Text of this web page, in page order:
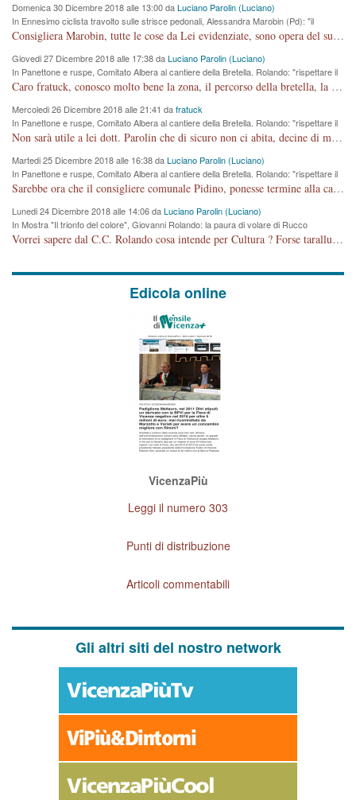
Domenica 30 Dicembre 2018 alle 13:00 daLuciano Parolin (Luciano)
In Ennesimo ciclista travolto sulle strisce pedonali, Alessandra Marobin (Pd): "il
Comune si svegli"
Consigliera Marobin, tutte le cose da Lei evidenziate, sono opera del suo ex Assessore e compagno di Partito Antonio Marco Dalla Pozza Assessore alla "progettazione" di piste ciclabili e altre porcherie. A lui manderei il conto da saldare per incidenti e danni alle persone. E' ora che "finiamola." Avete perso rassegnatevi. qui IL SINDACO RUCCO NON C'ENTRA PER NIENTE. CAPITO!!!!!!!! Amen.
Giovedi 27 Dicembre 2018 alle 17:38 daLuciano Parolin (Luciano)
In Panettone e ruspe, Comitato Albera al cantiere della Bretella. Rolando: "rispettare il
cronoprogramma"
Caro fratuck, conosco molto bene la zona, il percorso della bretella, la situazione dei cittadini, abito in Viale Trento. A partire dal 2003 ho partecipato al Comitato di Maddalene pro bretella, e a riunioni propositive per apportare modifiche al progetto. Numerose mie foto del territorio sono arrivate a Roma, altri miei interventi (non graditi dalla Sx) sono stati pubblicati dal GdV, assieme ad altri come Ciro Asproso, ora favorevole alla bretella. Ho partecipato alla raccolta firme per la chiusura della strada x 5 giorni eseguita dal Sindaco Hullwech per sforamento 180 Micro/g. Pertanto come impegno per la tematica sono apposto con la coscienza. Ora il Progetto è partito, fine! Voglio dire che la nuova Giunta "comunale" non c'entra più. L'opera sarà "malauguratamente" eseguita, ma non con il mio placet. Il Consigliere Comunale dovrebbe capire che la campagna elettorale è finita, con buona pace di tutti. Quello che invece dovrebbe interessare è la proprietà della strada, dall'uscita autostradale Ovest, sino alla Rotatoria dell'Albara, vi sono tre possessori: Autostrade SpA; La Provincia, il Comune. Come la mettiamo per il futuro ? I costi, da 50 sono saliti a 100 milioni di € come dire 20 milioni a KM (!) da non credere. Comunque si farà. Ma nessuno canti Vittoria, anzi meglio non farne un ulteriore fatto "partitico" per questioni elettorali o di seggio. Se mi manda la sua mail, sono disponibile ad inviare i documenti e le foto sopra descritte. Con ossequi, Luciano Parolin
Mercoledi 26 Dicembre 2018 alle 21:41 dafratuck
In Panettone e ruspe, Comitato Albera al cantiere della Bretella. Rolando: "rispettare il
cronoprogramma"
Non sarà utile a lei dott. Parolin che di sicuro non ci abita, decine di migliaia di TIR, automobili e padroncini che passano quotidianamente per una strada appena rotabile, non è più possibile stendere i panni, attraversare la strada senza rischiare la morte, le case stanno crepando, i tempi sono cambiati e la bretella non passerà assolutamente per maddalene (ma cosa sta a dire?!), dia invece responsabilità a chi ha costruito tagliando la strada che doveva invece terminare a isola vicentina e non al moracchino lasciando Motta di Costabissara ancora in panne di traffico. I tempi sono cambiati dottore e se l'anagrafe della vita stagna nell'essere umano impressioni conservatrici, la società non le considera perchè va avanti, si industrializza e ha bisogno di infrastrutture e di sviluppo. Ultima considerazione, se è geloso di Rolando perchè vede in lui solo campagne politiche mentre si difendono i SOLI diritti dei cittadini, la preghiamo faccia considerazioni più appropriate. Saluti e complimenti per i suoi scritti.
Martedi 25 Dicembre 2018 alle 16:38 daLuciano Parolin (Luciano)
In Panettone e ruspe, Comitato Albera al cantiere della Bretella. Rolando: "rispettare il
cronoprogramma"
Sarebbe ora che il consigliere comunale Pidino, ponesse termine alla campagna elettorale nel territorio del suo seggio Villaggio del Sole. La tiraca è iniziata, distruggerà 6 km di prateria ovest della città, ricca di fonti e sorgenti d'acqua. I cittadini di Maddalene non avranno più Pace la notte. Molta colpa per la costruzione di questa Strada è proprio del signor Rolando,dei suoi gazebo mobili e che vuol far passare questa opera VANDALICA come progetto "utile" a chi ? Non è cosa seria sig. Rolando!
Lunedi 24 Dicembre 2018 alle 14:06 daLuciano Parolin (Luciano)
In Mostra "Il trionfo del colore", Giovanni Rolando: la paura di volare di Rucco
Vorrei sapere dal C.C. Rolando cosa intende per Cultura ? Forse tarallucci, vino e sagre, o spaghetti tricolori del PD ? Il continuo (s)parlare della mostra a Palazzo Chiericati caro consigliere DANNEGGIA FORTEMENTE l'immagine della città TUTTA e fa deviare i consensi che in RUSSIA (badi bene ex U.R.S.S.) sono ECCELLENTI. A livello artistico l'evento è di alta Valenza culturale, COMPITO di Tutta la Cittadinanza fare il possibile per propagandare l'iniziativa senza farne UN CASO PARTITICO come fa Lei da sempre. Meno Gazebo + Partecipazione! E così sia. Amen.
Edicola online
VicenzaPiù
Leggi il numero 303
Punti di distribuzione
Articoli commentabili
Gli altri siti del nostro network